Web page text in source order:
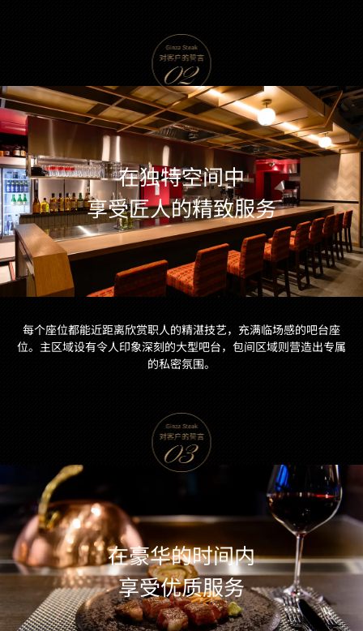
在独特空间中
享受匠人的精致服务
每个座位都能近距离欣赏职人的精湛技艺，充满临场感的吧台座
位。主区域设有令人印象深刻的大型吧台，包间区域则营造出专属
的私密氛围。
在豪华的时间内
享受优质服务